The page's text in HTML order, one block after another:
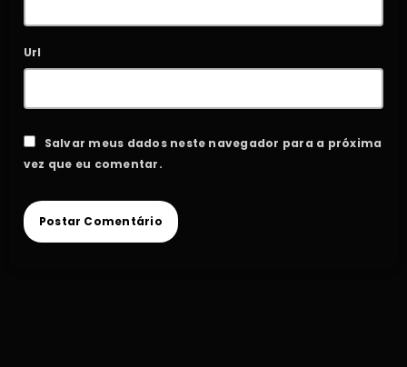
Url
Salvar meus dados neste navegador para a próxima
vez que eu comentar.